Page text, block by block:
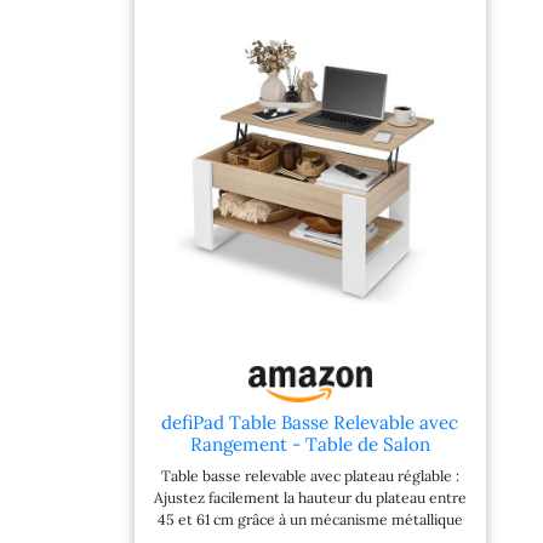
vérin à gaz de qualité permet un réglage
stable et silencieux. Grâce à ses matériaux de
qualité supérieure, cette table de salon est
robuste et vous accompagnera pendant de
nombreuses années Polyvalence et élégance :
En plus de servir de table basse, elle peut
s’utiliser comme table à manger ou bureau –
un complément parfait pour votre intérieur
Montage et entretien faciles : Grâce aux
instructions claires et aux outils fournis, cette
table basse se monte en seulement 45
minutes. Son revêtement résistant à l’eau se
nettoie facilement avec un chiffon humide
defiPad Table Basse Relevable avec
Rangement - Table de Salon
Moderne Industriel - Coffee Table
avec Étagère et Compartiment
Caché - Fabriquée en Europe -
Réglable 45-61 cm (Blanc + Chêne
Table basse relevable avec plateau réglable :
Ajustez facilement la hauteur du plateau entre
45 et 61 cm grâce à un mécanisme métallique